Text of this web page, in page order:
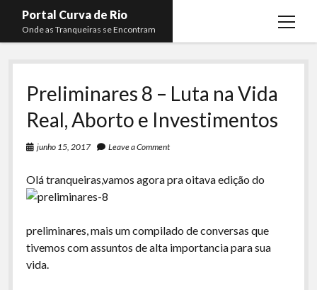
Portal Curva de Rio
Onde as Tranqueiras se Encontram
open
Podcasts open
Curva de Rio
Curva Belas Artes
Curva Classics
La Siesta Podcast
Rachão na Beira do RIo
Arquivo CDR
Membros open
Almir Ribeiro
Felype Silva
Kaique Xavier
Rafael Almeida
twitterfacebookinstagramyoutube
rss emailtelegram
Preliminares 8 – Luta na Vida
Real, Aborto e Investimentos
junho 15, 2017 Leave a Comment
Olá tranqueiras,vamos agora pra oitava edição do
preliminares, mais um compilado de conversas que
tivemos com assuntos de alta importancia para sua
vida.